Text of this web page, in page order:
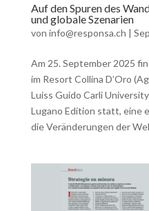
Auf den Spuren des
und globale Szenarien
von info@responsa.ch |
Am 25. September 2025
im Resort Collina D’Oro
Luiss Guido Carli
Lugano Edition statt, eine
die Veränderungen der